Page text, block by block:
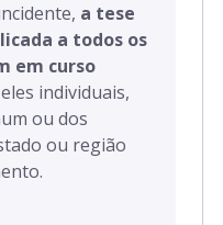
a tese
a todos os
em curso
individuais,
ou dos
ou região